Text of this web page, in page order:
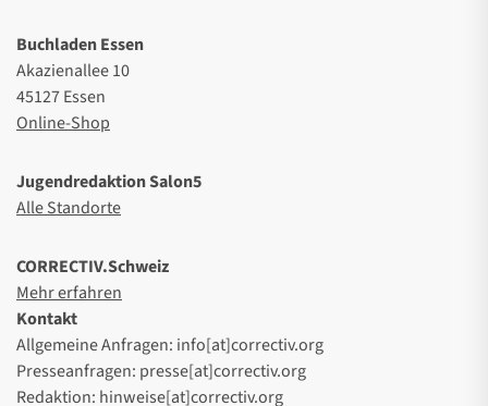
Buchladen Essen
Akazienallee 10
45127 Essen
Online-Shop
Jugendredaktion Salon5
Alle Standorte
CORRECTIV.Schweiz
Mehr erfahren
Kontakt
Allgemeine Anfragen: info[at]correctiv.org
Presseanfragen: presse[at]correctiv.org
Redaktion: hinweise[at]correctiv.org